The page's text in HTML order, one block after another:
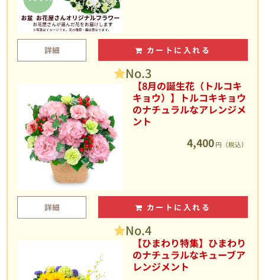
詳細 カートに入れる
No.3
【8月の誕生花（トルコキ
キョウ）】トルコキキョウ
のナチュラルなアレンジメ
ント
4,400 円（税込）
詳細 カートに入れる
No.4
【ひまわり特集】ひまわり
のナチュラルなキューブア
レンジメント